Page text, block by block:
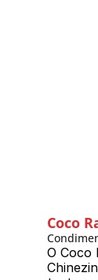
Coco
O Coco